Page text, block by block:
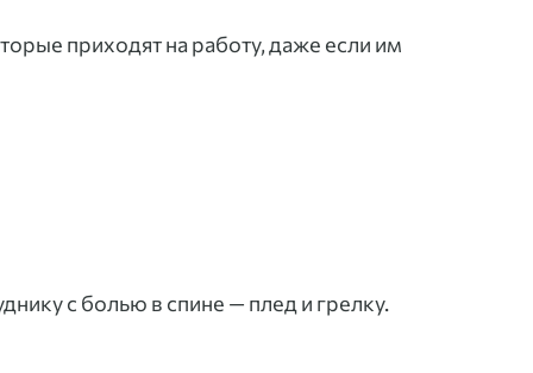
приходят на работу, даже если им
с болью в спине — плед и грелку.